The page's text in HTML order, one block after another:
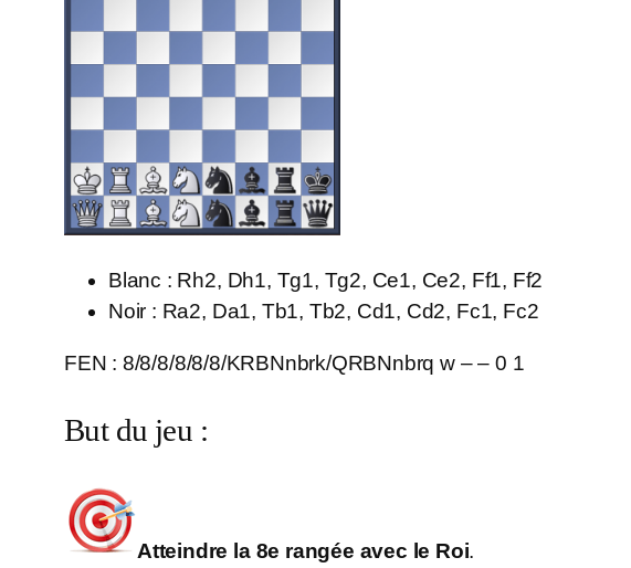
Blanc : Rh2, Dh1, Tg1, Tg2, Ce1, Ce2, Ff1, Ff2
Noir : Ra2, Da1, Tb1, Tb2, Cd1, Cd2, Fc1, Fc2
FEN : 8/8/8/8/8/8/KRBNnbrk/QRBNnbrq w – – 0 1
But du jeu :
Atteindre la 8e rangée avec le Roi.